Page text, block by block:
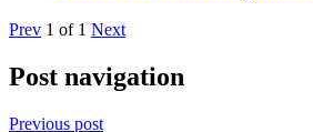
Prev 1 of 1 Next
Post navigation
Previous post